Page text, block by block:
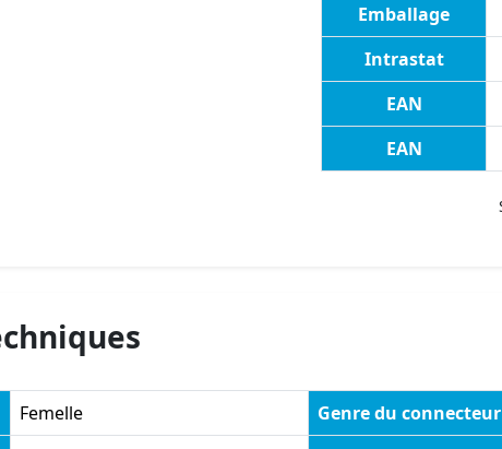
Emballage
Intrastat
EAN
EAN
Femelle Genre du